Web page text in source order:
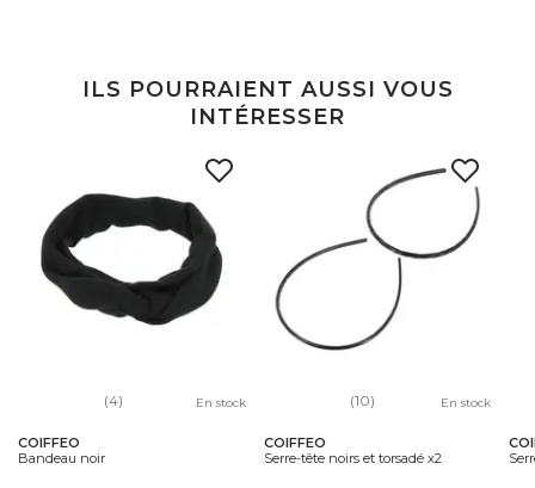
ILS POURRAIENT AUSSI VOUS
INTÉRESSER
(4) En stock
COIFFEO
Bandeau noir
(10) En stock
COIFFEO
Serre-tête noirs et torsadé x2